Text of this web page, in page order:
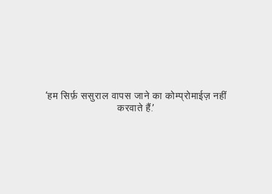
‘हम सिर्फ़ ससुराल वापस जाने का कोम्प्रोमाईज़ नहीं
करवाते हैं.’